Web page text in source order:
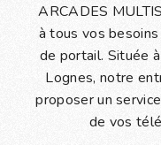
ARCADES
à tous vos
de portail. Située
Lognes, notre
proposer un
de vos